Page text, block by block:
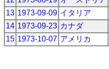
13 1973-09-09 イタリア
14 1973-09-23 カナダ
15 1973-10-07 アメリカ